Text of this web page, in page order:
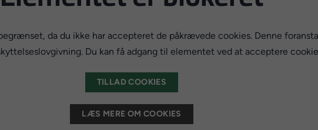
da du ikke har accepteret de påkrævede cookies. Denne
Du kan få adgang til elementet ved at acceptere
TILLAD COOKIES
LÆS MERE OM COOKIES